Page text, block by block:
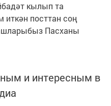
кылып та
посттан соң
Пасханы
и интересным в